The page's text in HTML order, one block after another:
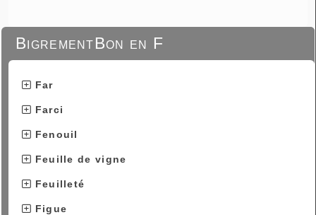
BigrementBon en F
Far
Farci
Fenouil
Feuille de vigne
Feuilleté
Figue